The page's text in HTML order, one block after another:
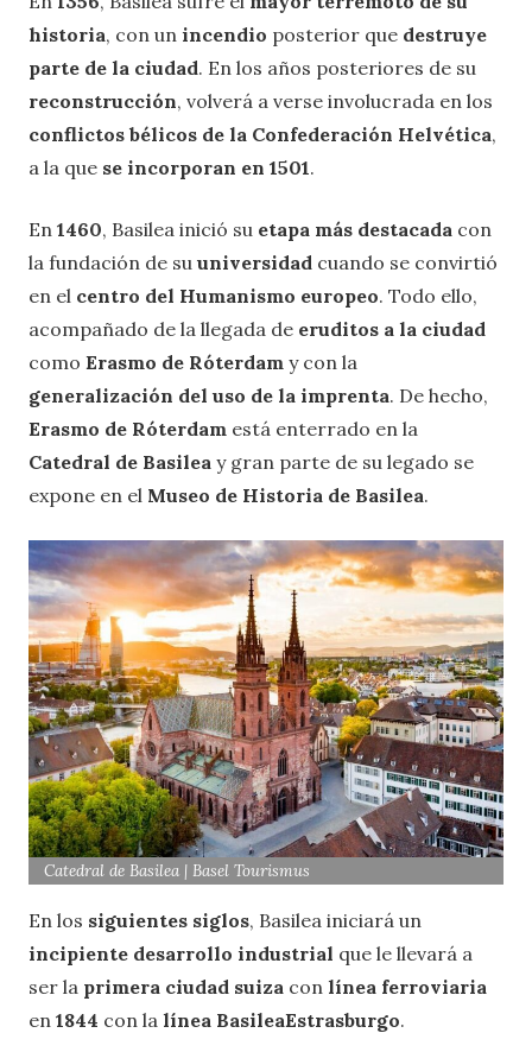
historia, con un incendio posterior que destruye
parte de la ciudad. En los años posteriores de su
reconstrucción, volverá a verse involucrada en los
conflictos bélicos de la Confederación Helvética,
a la que se incorporan en 1501.
En 1460, Basilea inició su etapa más destacada con
la fundación de su universidad cuando se convirtió
en el centro del Humanismo europeo. Todo ello,
acompañado de la llegada de eruditos a la ciudad
como Erasmo de Róterdam y con la
generalización del uso de la imprenta. De hecho,
Erasmo de Róterdam está enterrado en la
Catedral de Basilea y gran parte de su legado se
expone en el Museo de Historia de Basilea.
Catedral de Basilea | Basel Tourismus
En los siguientes siglos, Basilea iniciará un
incipiente desarrollo industrial que le llevará a
ser la primera ciudad suiza con línea ferroviaria
en 1844 con la línea Basilea­Estrasburgo.